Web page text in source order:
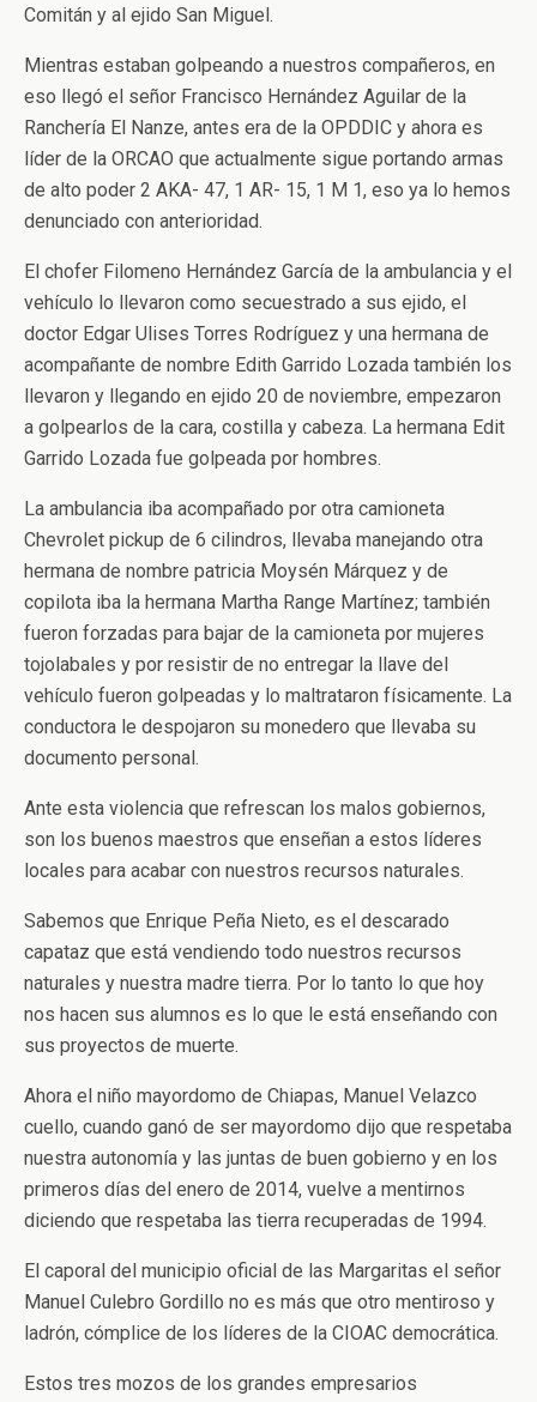
Comitán y al ejido San Miguel.
Mientras estaban golpeando a nuestros compañeros, en
eso llegó el señor Francisco Hernández Aguilar de la
Ranchería El Nanze, antes era de la OPDDIC y ahora es
líder de la ORCAO que actualmente sigue portando armas
de alto poder 2 AKA- 47, 1 AR- 15, 1 M 1, eso ya lo hemos
denunciado con anterioridad.
El chofer Filomeno Hernández García de la ambulancia y el
vehículo lo llevaron como secuestrado a sus ejido, el
doctor Edgar Ulises Torres Rodríguez y una hermana de
acompañante de nombre Edith Garrido Lozada también los
llevaron y llegando en ejido 20 de noviembre, empezaron
a golpearlos de la cara, costilla y cabeza. La hermana Edit
Garrido Lozada fue golpeada por hombres.
La ambulancia iba acompañado por otra camioneta
Chevrolet pickup de 6 cilindros, llevaba manejando otra
hermana de nombre patricia Moysén Márquez y de
copilota iba la hermana Martha Range Martínez; también
fueron forzadas para bajar de la camioneta por mujeres
tojolabales y por resistir de no entregar la llave del
vehículo fueron golpeadas y lo maltrataron físicamente. La
conductora le despojaron su monedero que llevaba su
documento personal.
Ante esta violencia que refrescan los malos gobiernos,
son los buenos maestros que enseñan a estos líderes
locales para acabar con nuestros recursos naturales.
Sabemos que Enrique Peña Nieto, es el descarado
capataz que está vendiendo todo nuestros recursos
naturales y nuestra madre tierra. Por lo tanto lo que hoy
nos hacen sus alumnos es lo que le está enseñando con
sus proyectos de muerte.
Ahora el niño mayordomo de Chiapas, Manuel Velazco
cuello, cuando ganó de ser mayordomo dijo que respetaba
nuestra autonomía y las juntas de buen gobierno y en los
primeros días del enero de 2014, vuelve a mentirnos
diciendo que respetaba las tierra recuperadas de 1994.
El caporal del municipio oficial de las Margaritas el señor
Manuel Culebro Gordillo no es más que otro mentiroso y
ladrón, cómplice de los líderes de la CIOAC democrática.
Estos tres mozos de los grandes empresarios